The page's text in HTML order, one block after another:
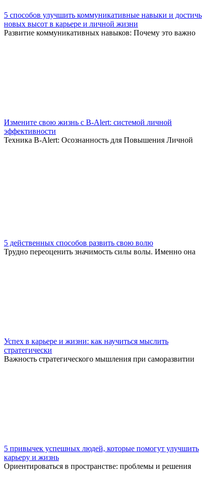
5 способов улучшить коммуникативные навыки и достичь
новых высот в карьере и личной жизни
Развитие коммуникативных навыков: Почему это важно
Измените свою жизнь с B-Alert: системой личной
эффективности
Техника B-Alert: Осознанность для Повышения Личной
5 действенных способов развить свою волю
Трудно переоценить значимость силы волы. Именно она
Успех в карьере и жизни: как научиться мыслить
стратегически
Важность стратегического мышления при саморазвитии
5 привычек успешных людей, которые помогут улучшить
карьеру и жизнь
Ориентироваться в пространстве: проблемы и решения